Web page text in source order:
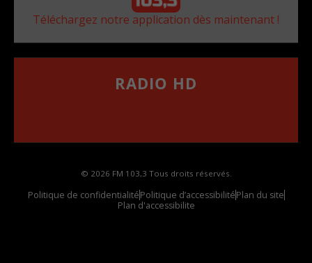
Téléchargez notre application dès maintenant !
RADIO HD
© 2026 FM 103,3 Tous droits réservés.
Politique de confidentialitéPolitique d’accessibilitéPlan du site
Plan d'accessibilite